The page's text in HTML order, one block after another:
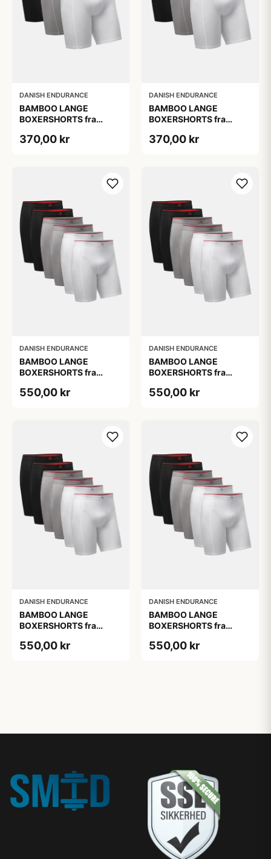
DANISH ENDURANCE
BAMBOO LANGE
BOXERSHORTS fra
Sort/Rød | Grå | Hvid 3-
370,00 kr
DANISH ENDURANCE
BAMBOO LANGE
BOXERSHORTS fra
Sort/Rød | Grå | Hvid 3-
370,00 kr
DANISH ENDURANCE
BAMBOO LANGE
BOXERSHORTS fra
Sort/Rød | Grå | Hvid 6-
550,00 kr
DANISH ENDURANCE
BAMBOO LANGE
BOXERSHORTS fra
Sort/Rød | Grå | Hvid 6-
550,00 kr
DANISH ENDURANCE
BAMBOO LANGE
BOXERSHORTS fra
Sort/Rød | Grå | Hvid 6-
550,00 kr
DANISH ENDURANCE
BAMBOO LANGE
BOXERSHORTS fra
Sort/Rød | Grå | Hvid 6-
550,00 kr